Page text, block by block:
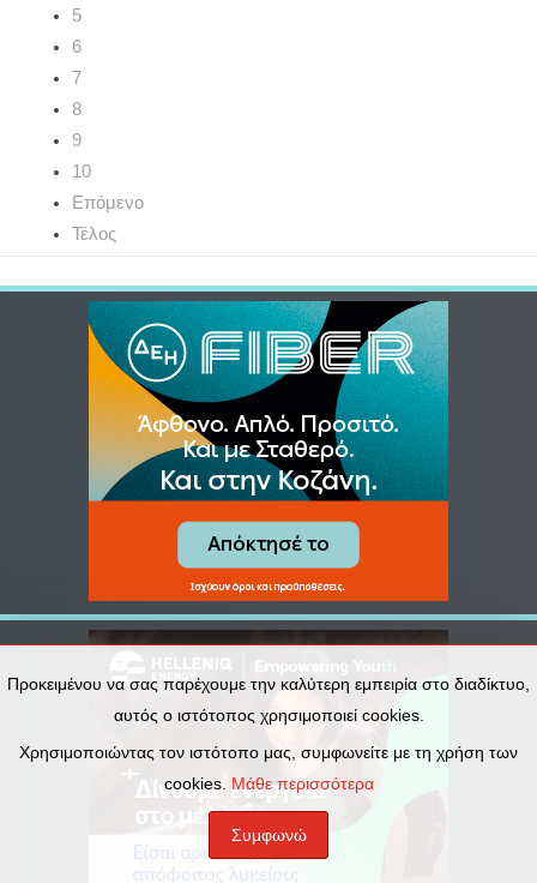
5
6
7
8
9
10
Επόμενο
Τέλος
Προκειμένου να σας παρέχουμε την καλύτερη εμπειρία στο διαδίκτυο,
αυτός ο ιστότοπος χρησιμοποιεί cookies.
Χρησιμοποιώντας τον ιστότοπο μας, συμφωνείτε με τη χρήση των
cookies. Μάθε περισσότερα
Συμφωνώ